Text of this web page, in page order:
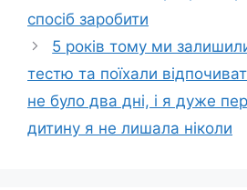
спосіб заробити
5 років тому ми
тестю та поїхали
не було два дні, і я дуже
дитину я не лишала ніколи